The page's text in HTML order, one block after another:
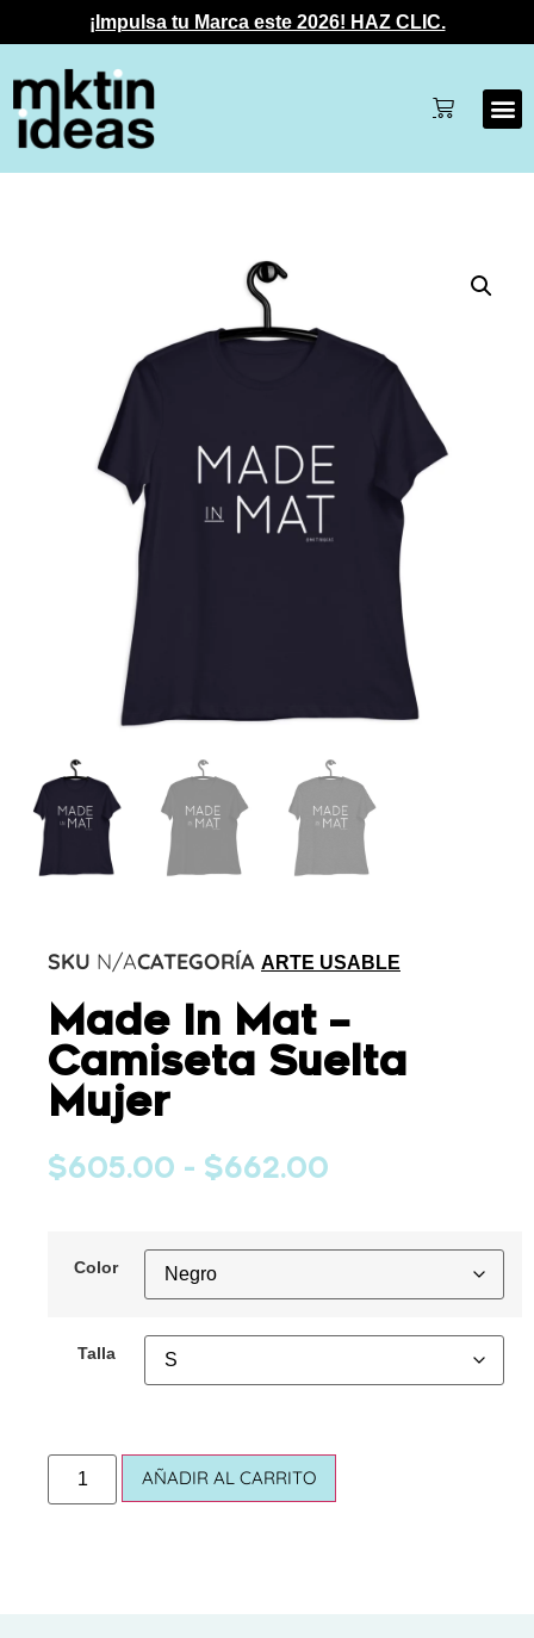
¡Impulsa tu Marca este 2026! HAZ CLIC.
SKU N/ACATEGORÍA ARTE USABLE
Made In Mat –
Camiseta Suelta
Mujer
$605.00 - $662.00
Color
Talla
AÑADIR AL CARRITO